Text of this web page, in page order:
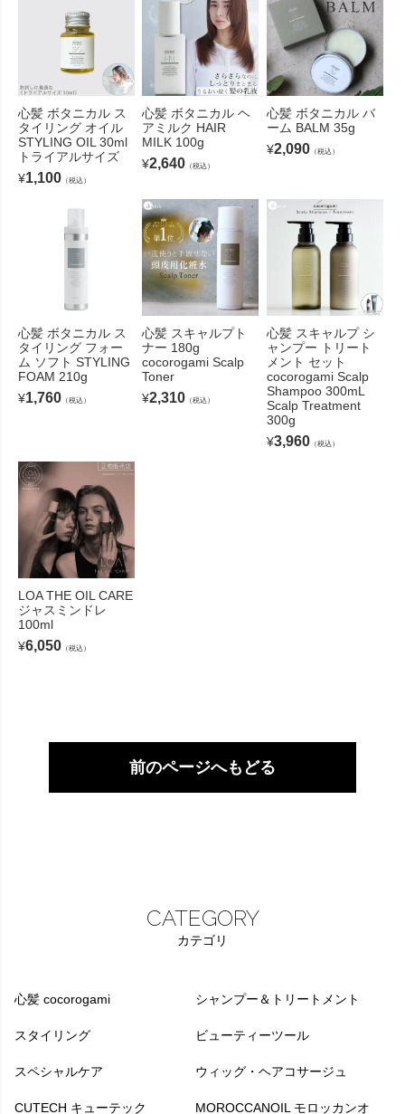
心髪 ボタニカル ス
タイリング オイル
STYLING OIL 30ml
トライアルサイズ
¥1,100 （税込）
心髪 ボタニカル ヘ
アミルク HAIR
MILK 100g
¥2,640 （税込）
心髪 ボタニカル バ
ーム BALM 35g
¥2,090（税込）
心髪 ボタニカル ス
タイリング フォー
ム ソフト STYLING
FOAM 210g
¥1,760 （税込）
心髪 スキャルプト
ナー 180g
cocorogami Scalp
Toner
¥2,310 （税込）
心髪 スキャルプ シ
ャンプー トリート
メント セット
cocorogami Scalp
Shampoo 300mL
Scalp Treatment
300g
¥3,960（税込）
LOA THE OIL CARE
ジャスミンドレ
100ml
¥6,050 （税込）
前のページへもどる
CATEGORY
カテゴリ
心髪 cocorogami シャンプー＆トリートメント
スタイリング ビューティーツール
スペシャルケア ウィッグ・ヘアコサージュ
CUTECH キューテック MOROCCANOIL モロッカンオ